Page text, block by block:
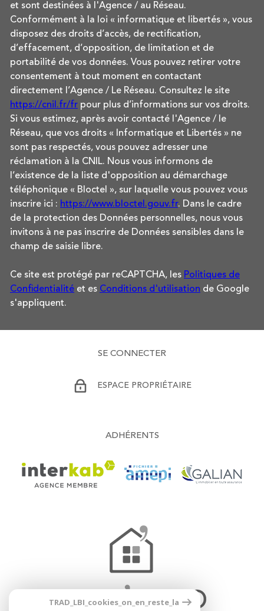
et sont destinées à l'Agence / au Réseau.
Conformément à la loi « informatique et libertés », vous
disposez des droits d’accès, de rectification,
d’effacement, d’opposition, de limitation et de
portabilité de vos données. Vous pouvez retirer votre
consentement à tout moment en contactant
directement l’Agence / Le Réseau. Consultez le site
https://cnil.fr/fr pour plus d’informations sur vos droits.
Si vous estimez, après avoir contacté l'Agence / le
Réseau, que vos droits « Informatique et Libertés » ne
sont pas respectés, vous pouvez adresser une
réclamation à la CNIL. Nous vous informons de
l’existence de la liste d'opposition au démarchage
téléphonique « Bloctel », sur laquelle vous pouvez vous
inscrire ici : https://www.bloctel.gouv.fr. Dans le cadre
de la protection des Données personnelles, nous vous
invitons à ne pas inscrire de Données sensibles dans le
champ de saisie libre.
Ce site est protégé par reCAPTCHA, les Politiques de
Confidentialité et es Conditions d'utilisation de Google
s'appliquent.
SE CONNECTER
ESPACE PROPRIÉTAIRE
ADHÉRENTS
TRAD_LBI_cookies_on_en_reste_la